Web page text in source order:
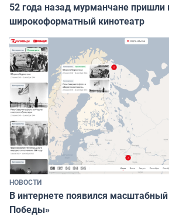
52 года назад мурманчане пришли
широкоформатный кинотеатр
НОВОСТИ
В интернете появился
Победы»